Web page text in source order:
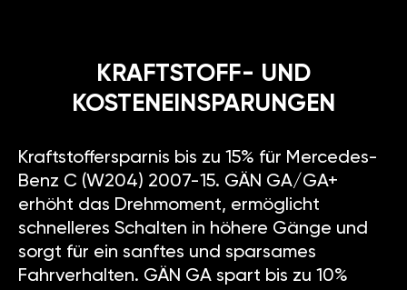
KRAFTSTOFF- UND
KOSTENEINSPARUNGEN
Kraftstoffersparnis bis zu 15% für Mercedes-
Benz C (W204) 2007-15. GÄN GA/GA+
erhöht das Drehmoment, ermöglicht
schnelleres Schalten in höhere Gänge und
sorgt für ein sanftes und sparsames
Fahrverhalten. GÄN GA spart bis zu 10%